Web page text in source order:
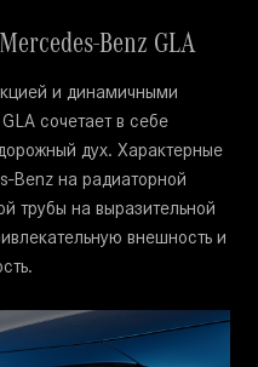
Benz GLA
и динамичными
сочетает в себе
дух. Характерные
Benz на радиаторной
трубы на выразительной
внешность и